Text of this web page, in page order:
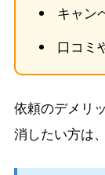
キャン
口コミ
依頼のデメリ
消したい方は